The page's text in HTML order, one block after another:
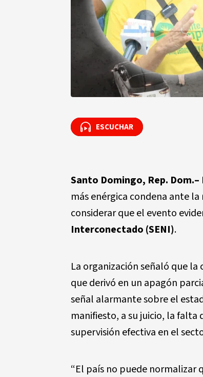
ESCUCHAR
ESCUCHAR
Santo Domingo, Rep. Dom.–
más enérgica condena ante
considerar que el evento
Interconectado (SENI).
La organización señaló que la
que derivó en un apagón
señal alarmante sobre el
manifiesto, a su juicio, la
supervisión efectiva en el
“El país no puede normalizar